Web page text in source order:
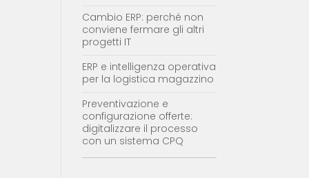
Cambio ERP: perché non
conviene fermare gli altri
progetti IT
ERP e intelligenza operativa
per la logistica magazzino
Preventivazione e
configurazione offerte:
digitalizzare il processo
con un sistema CPQ